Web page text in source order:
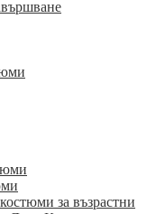
за възрастни